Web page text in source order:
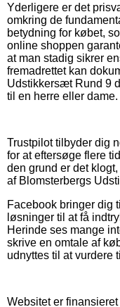
Yderligere er det
omkring de
betydning for købet,
online shoppen
at man stadig sikrer
fremadrettet kan
Udstikkersæt Rund 9
til en herre eller dame.
Trustpilot tilbyder dig
for at eftersøge flere
den grund er det
af Blomsterbergs
Facebook bringer dig
løsninger til at få
Herinde ses mange
skrive en omtale af
udnyttes til at vurdere
Websitet er